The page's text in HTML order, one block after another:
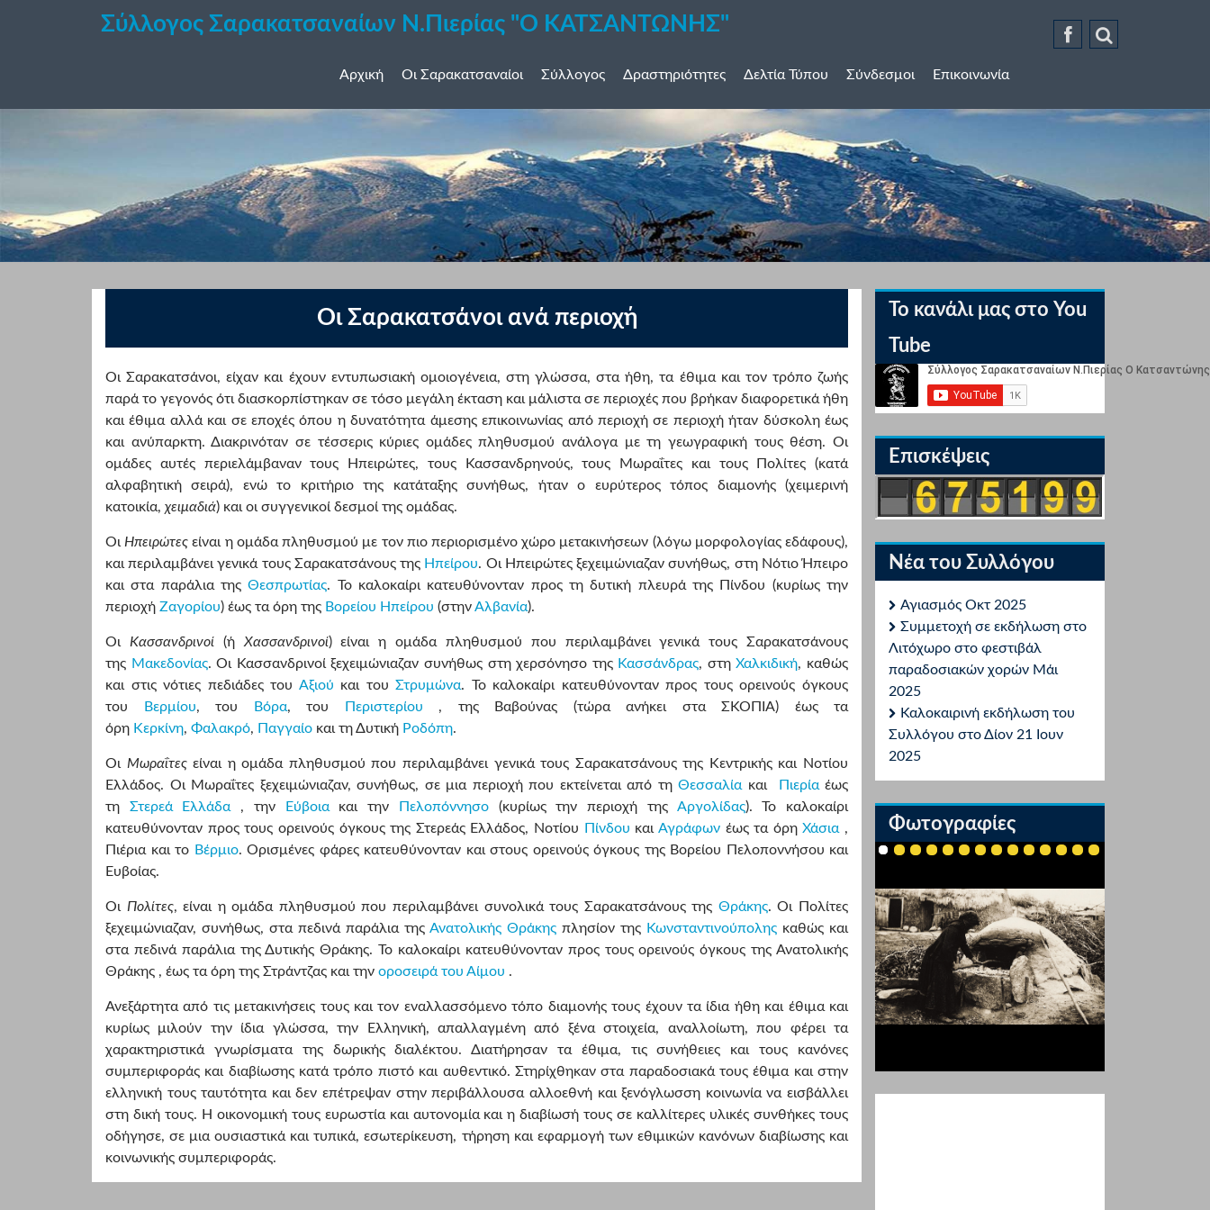
Σύλλογος Σαρακατσαναίων Ν.Πιερίας "Ο ΚΑΤΣΑΝΤΩΝΗΣ"
Αρχική Οι Σαρακατσαναίοι Σύλλογος Δραστηριότητες Δελτία Τύπου Σύνδεσμοι Επικοινωνία
Οι Σαρακατσάνοι ανά περιοχή
Οι Σαρακατσάνοι, είχαν και έχουν εντυπωσιακή ομοιογένεια, στη γλώσσα, στα ήθη, τα έθιμα και τον τρόπο ζωής
παρά το γεγονός ότι διασκορπίστηκαν σε τόσο μεγάλη έκταση και μάλιστα σε περιοχές που βρήκαν διαφορετικά ήθη
και έθιμα αλλά και σε εποχές όπου η δυνατότητα άμεσης επικοινωνίας από περιοχή σε περιοχή ήταν δύσκολη έως
και ανύπαρκτη. Διακρινόταν σε τέσσερις κύριες ομάδες πληθυσμού ανάλογα με τη γεωγραφική τους θέση. Οι
ομάδες αυτές περιελάμβαναν τους Ηπειρώτες, τους Κασσανδρηνούς, τους Μωραΐτες και τους Πολίτες (κατά
αλφαβητική σειρά), ενώ το κριτήριο της κατάταξης συνήθως, ήταν ο ευρύτερος τόπος διαμονής (χειμερινή
κατοικία, χειμαδιά) και οι συγγενικοί δεσμοί της ομάδας.
Οι Ηπειρώτες είναι η ομάδα πληθυσμού με τον πιο περιορισμένο χώρο μετακινήσεων (λόγω μορφολογίας εδάφους),
και περιλαμβάνει γενικά τους Σαρακατσάνους της Ηπείρου. Οι Ηπειρώτες ξεχειμώνιαζαν συνήθως, στη Νότιο Ήπειρο
και στα παράλια τηςΘεσπρωτίας. Το καλοκαίρι κατευθύνονταν προς τη δυτική πλευρά της Πίνδου (κυρίως την
περιοχή Ζαγορίου) έως τα όρη της Βορείου Ηπείρου (στηνΑλβανία).
Οι Κασσανδρινοί(ή Χασσανδρινοί) είναι η ομάδα πληθυσμού που περιλαμβάνει γενικά τους Σαρακατσάνους
της Μακεδονίας. Οι Κασσανδρινοί ξεχειμώνιαζαν συνήθως στη χερσόνησο της Κασσάνδρας, στηΧαλκιδική, καθώς
και στις νότιες πεδιάδες του Αξιού και τουΣτρυμώνα. Το καλοκαίρι κατευθύνονταν προς τους ορεινούς όγκους
του
Βερμίου, του Βόρα, του Περιστερίου , της Βαβούνας (τώρα ανήκει στα ΣΚΟΠΙΑ) έως τα
όρη Κερκίνη, Φαλακρό, Παγγαίο και τη Δυτική Ροδόπη.
Οι Μωραΐτεςείναι η ομάδα πληθυσμού που περιλαμβάνει γενικά τους Σαρακατσάνους της Κεντρικής και Νοτίου
Ελλάδος. Οι Μωραΐτες ξεχειμώνιαζαν, συνήθως, σε μια περιοχή που εκτείνεται από τη Θεσσαλία και Πιερίαέως
τη Στερεά Ελλάδα , την Εύβοιακαι την Πελοπόννησο(κυρίως την περιοχή της Αργολίδας). Το καλοκαίρι
κατευθύνονταν προς τους ορεινούς όγκους της Στερεάς Ελλάδος, Νοτίου
Πίνδου και Αγράφωνέως τα όρηΧάσια ,
Πιέρια και το Βέρμιο. Ορισμένες φάρες κατευθύνονταν και στους ορεινούς όγκους της Βορείου Πελοποννήσου και
Ευβοίας.
Οι Πολίτες, είναι η ομάδα πληθυσμού που περιλαμβάνει συνολικά τους Σαρακατσάνους της Θράκης. Οι Πολίτες
ξεχειμώνιαζαν, συνήθως, στα πεδινά παράλια της Ανατολικής Θράκης πλησίον της Κωνσταντινούπολης καθώς και
στα πεδινά παράλια της Δυτικής Θράκης. Το καλοκαίρι κατευθύνονταν προς τους ορεινούς όγκους της Ανατολικής
Θράκης , έως τα όρη της Στράντζας και την οροσειρά του Αίμου .
Ανεξάρτητα από τις μετακινήσεις τους και τον εναλλασσόμενο τόπο διαμονής τους έχουν τα ίδια ήθη και έθιμα και
κυρίως μιλούν την ίδια γλώσσα, την Ελληνική, απαλλαγμένη από ξένα στοιχεία, αναλλοίωτη, που φέρει τα
χαρακτηριστικά γνωρίσματα της δωρικής διαλέκτου. Διατήρησαν τα έθιμα, τις συνήθειες και τους κανόνες
συμπεριφοράς και διαβίωσης κατά τρόπο πιστό και αυθεντικό. Στηρίχθηκαν στα παραδοσιακά τους έθιμα και στην
ελληνική τους ταυτότητα και δεν επέτρεψαν στην περιβάλλουσα αλλοεθνή και ξενόγλωσση κοινωνία να εισβάλλει
στη δική τους. Η οικονομική τους ευρωστία και αυτονομία και η διαβίωσή τους σε καλλίτερες υλικές συνθήκες τους
οδήγησε, σε μια ουσιαστικά και τυπικά, εσωτερίκευση, τήρηση και εφαρμογή των εθιμικών κανόνων διαβίωσης και
κοινωνικής συμπεριφοράς.
Το κανάλι μας στο You
Tube
Επισκέψεις
Νέα του Συλλόγου
Αγιασμός Οκτ 2025
Συμμετοχή σε εκδήλωση στο
Λιτόχωρο στο φεστιβάλ
παραδοσιακών χορών Μάι
2025
Καλοκαιρινή εκδήλωση του
Συλλόγου στο Δίον 21 Ιουν
2025
Φωτογραφίες